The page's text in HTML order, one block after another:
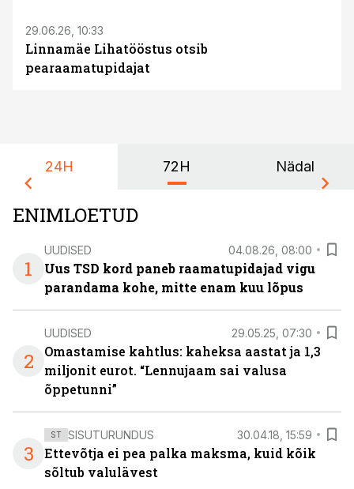
29.06.26, 10:33
Linnamäe Lihatööstus otsib
pearaamatupidajat
24H 72H Nädal
ENIMLOETUD
1
UUDISED 04.08.26, 08:00
Uus TSD kord paneb raamatupidajad vigu
parandama kohe, mitte enam kuu lõpus
2
UUDISED 29.05.25, 07:30
Omastamise kahtlus: kaheksa aastat ja 1,3
miljonit eurot. “Lennujaam sai valusa
õppetunni”
3
ST SISUTURUNDUS 30.04.18, 15:59
Ettevõtja ei pea palka maksma, kuid kõik
sõltub valulävest